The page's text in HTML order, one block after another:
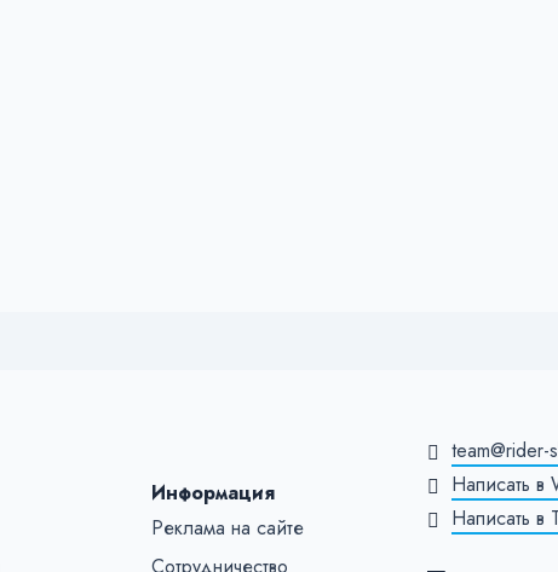
Информация
Реклама на сайте
team@rider-
Написать в
Написать в